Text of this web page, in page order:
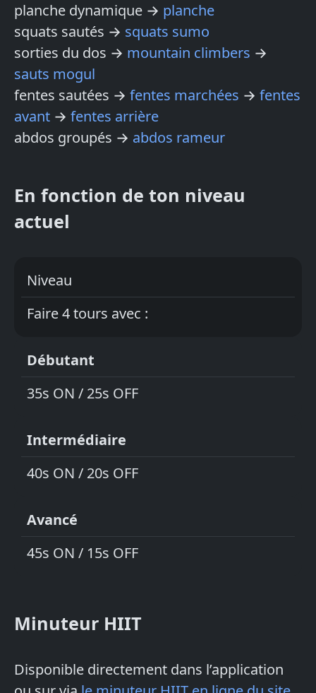
planche dynamique → planche
squats sautés → squats sumo
sorties du dos → mountain climbers →
sauts mogul
fentes sautées → fentes marchées → fentes
avant → fentes arrière
abdos groupés → abdos rameur
En fonction de ton niveau
actuel
Niveau
Faire 4 tours avec :
Débutant
35s ON / 25s OFF
Intermédiaire
40s ON / 20s OFF
Avancé
45s ON / 15s OFF
Minuteur HIIT
Disponible directement dans l’application